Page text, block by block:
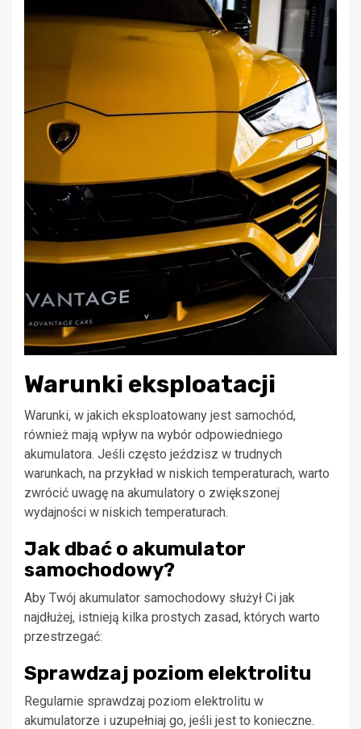
Warunki eksploatacji
Warunki, w jakich eksploatowany jest samochód,
również mają wpływ na wybór odpowiedniego
akumulatora. Jeśli często jeździsz w trudnych
warunkach, na przykład w niskich temperaturach, warto
zwrócić uwagę na akumulatory o zwiększonej
wydajności w niskich temperaturach.
Jak dbać o akumulator
samochodowy?
Aby Twój akumulator samochodowy służył Ci jak
najdłużej, istnieją kilka prostych zasad, których warto
przestrzegać:
Sprawdzaj poziom elektrolitu
Regularnie sprawdzaj poziom elektrolitu w
akumulatorze i uzupełniaj go, jeśli jest to konieczne.